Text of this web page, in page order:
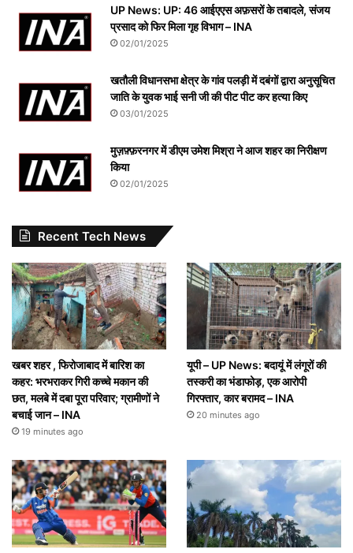
UP News: UP: 46 आईएएस अफ़सरों के तबादले, संजय
प्रसाद को फिर मिला गृह विभाग – INA
02/01/2025
खतौली विधानसभा क्षेत्र के गांव पलड़ी में दबंगों द्वारा अनुसूचित
जाति के युवक भाई सनी जी की पीट पीट कर हत्या किए
03/01/2025
मुज़फ़्फ़रनगर में डीएम उमेश मिश्रा ने आज शहर का निरीक्षण
किया
02/01/2025
Recent Tech News
खबर शहर , फिरोजाबाद में बारिश का
कहर: भरभराकर गिरी कच्चे मकान की
छत, मलबे में दबा पूरा परिवार; ग्रामीणों ने
बचाई जान – INA
19 minutes ago
यूपी – UP News: बदायूं में लंगूरों की
तस्करी का भंडाफोड़, एक आरोपी
गिरफ्तार, कार बरामद – INA
20 minutes ago